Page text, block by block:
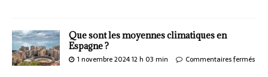
Que sont les moyennes climatiques en
Espagne ?
1 novembre 2024 12 h 03 min Commentaires fermés